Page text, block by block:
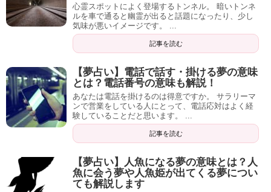
心霊スポットによく登場するトンネル。 暗いトンネ
ルを車で通ると幽霊が出ると話題になったり、少し
気味が悪いイメージです。 ...
記事を読む
【夢占い】電話で話す・掛ける夢の意味
とは？電話番号の意味も解説！
あなたは電話を掛けるのは得意ですか。 サラリーマ
ンで営業をしている人にとって、電話応対はよく経
験していることだと思います。 ...
記事を読む
【夢占い】人魚になる夢の意味とは？人
魚に会う夢や人魚姫が出てくる夢につい
ても解説します